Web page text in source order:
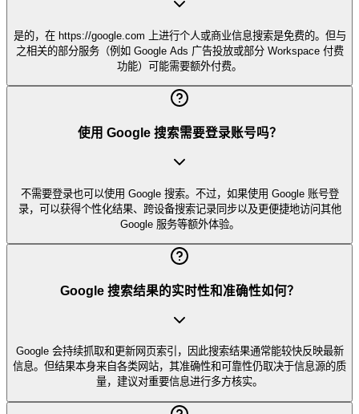
是的，在 https://google.com 上进行个人或商业信息搜索是免费的。但与
之相关的部分服务（例如 Google Ads 广告投放或部分 Workspace 付费
功能）可能需要额外付费。
使用 Google 搜索需要登录账号吗？
不需要登录也可以使用 Google 搜索。不过，如果使用 Google 账号登
录，可以获得个性化结果、跨设备搜索记录同步以及更便捷地访问其他
Google 服务等额外体验。
Google 搜索结果的实时性和准确性如何？
Google 会持续抓取和更新网页索引，因此搜索结果通常能较快反映最新
信息。但结果本身来自各类网站，其准确性和可靠性仍取决于信息源的质
量，建议对重要信息进行多方核实。